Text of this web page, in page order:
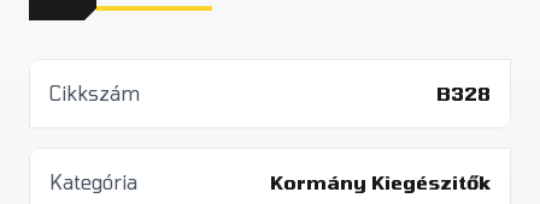
Cikkszám B328
Kategória Kormány Kiegészitők